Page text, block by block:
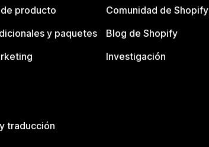
de producto
y paquetes
traducción
Comunidad de Shopify
Blog de Shopify
Investigación